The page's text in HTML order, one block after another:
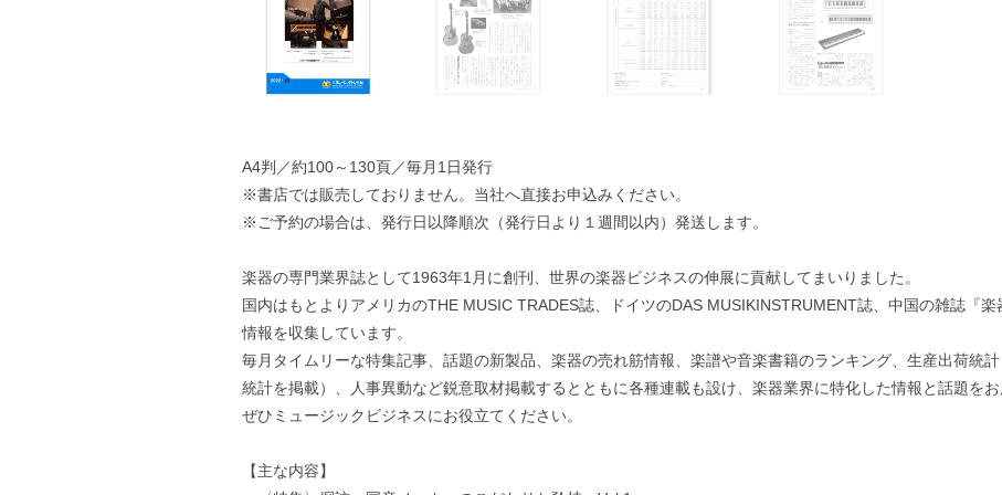
A4判／約100～130頁／毎月1日発行
※書店では販売しておりません。当社へ直接お申込みください。
※ご予約の場合は、発行日以降順次（発行日より１週間以内）発送します。
楽器の専門業界誌として1963年1月に創刊、世界の楽器ビジネスの伸展に貢献してまいりました。
国内はもとよりアメリカのTHE MUSIC TRADES誌、ドイツのDAS MUSIKINSTRUMENT誌、中国の雑誌『
情報を収集しています。
毎月タイムリーな特集記事、話題の新製品、楽器の売れ筋情報、楽譜や音楽書籍のランキング、生産出荷統
統計を掲載）、人事異動など鋭意取材掲載するとともに各種連載も設け、楽器業界に特化した情報と話題をお
ぜひミュージックビジネスにお役立てください。
【主な内容】